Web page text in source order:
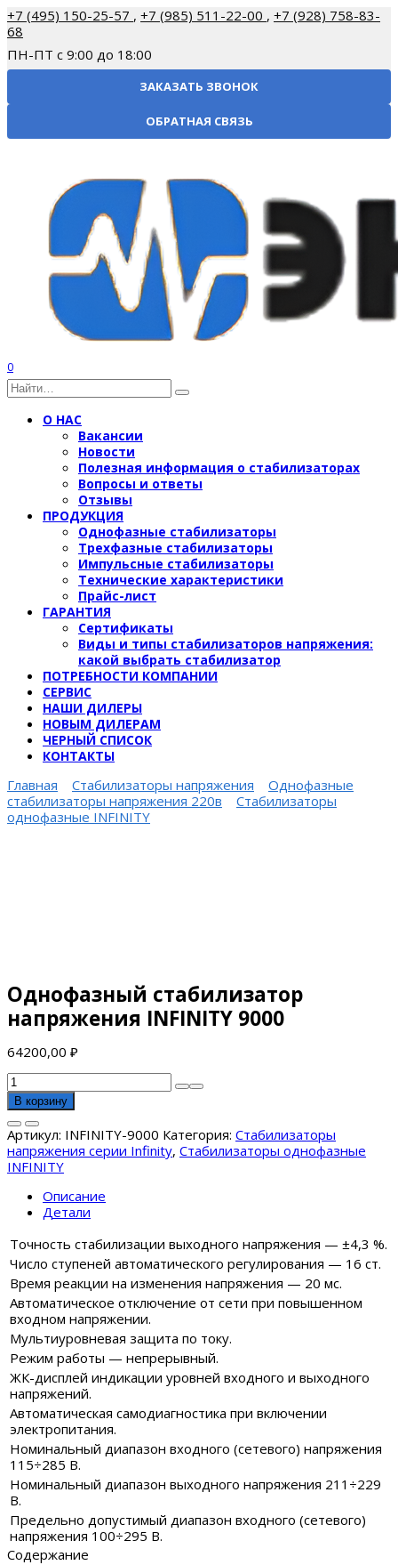
Перейти
к
содержанию
+7 (495) 150-25-57 , +7 (985) 511-22-00 , +7 (928) 758-83-
68
ПН-ПТ с 9:00 до 18:00
ЗАКАЗАТЬ ЗВОНОК
ОБРАТНАЯ СВЯЗЬ
0
Search
for:
О НАС
Вакансии
Новости
Полезная информация о стабилизаторах
Вопросы и ответы
Отзывы
ПРОДУКЦИЯ
Однофазные стабилизаторы
Трехфазные стабилизаторы
Импульсные стабилизаторы
Технические характеристики
Прайс-лист
ГАРАНТИЯ
Сертификаты
Виды и типы стабилизаторов напряжения:
какой выбрать стабилизатор
ПОТРЕБНОСТИ КОМПАНИИ
СЕРВИС
НАШИ ДИЛЕРЫ
НОВЫМ ДИЛЕРАМ
ЧЕРНЫЙ СПИСОК
КОНТАКТЫ
Главная Стабилизаторы напряжения
Однофазные
стабилизаторы напряжения 220в
Стабилизаторы
однофазные INFINITY
Однофазный стабилизатор
напряжения INFINITY 9000
64200,00 ₽
Количество
товара
Однофазный
стабилизатор
напряжения
INFINITY
9000
В корзину
Артикул: INFINITY-9000 Категория: Стабилизаторы
напряжения серии Infinity, Стабилизаторы однофазные
INFINITY
Описание
Детали
Точность стабилизации выходного напряжения — ±4,3 %.
Число ступеней автоматического регулирования — 16 ст.
Время реакции на изменения напряжения — 20 мс.
Автоматическое отключение от сети при повышенном
входном напряжении.
Мультиуровневая защита по току.
Режим работы — непрерывный.
ЖК-дисплей индикации уровней входного и выходного
напряжений.
Автоматическая самодиагностика при включении
электропитания.
Номинальный диапазон входного (сетевого) напряжения
115÷285 В.
Номинальный диапазон выходного напряжения 211÷229
В.
Предельно допустимый диапазон входного (сетевого)
напряжения 100÷295 В.
Содержание